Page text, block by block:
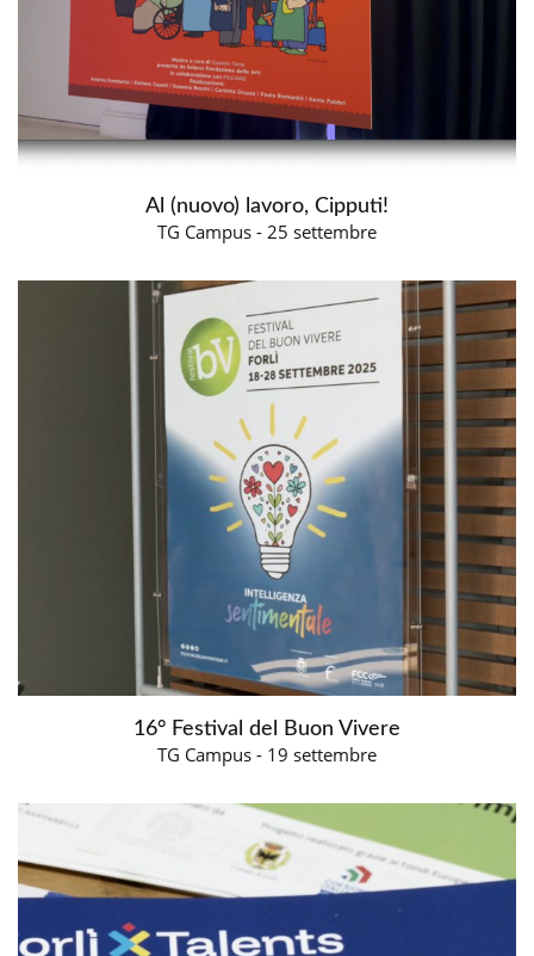
Al (nuovo) lavoro, Cipputi!
TG Campus - 25 settembre
16° Festival del Buon Vivere
TG Campus - 19 settembre